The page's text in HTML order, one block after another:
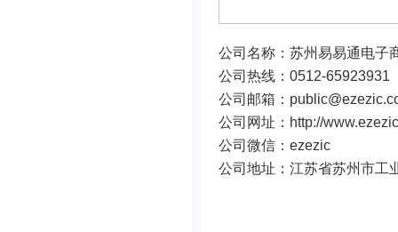
公司名称：苏州易易通电子
公司热线：0512-
公司邮箱：
公司网址：http://
公司微信：ezezic
公司地址：江苏省苏州市工